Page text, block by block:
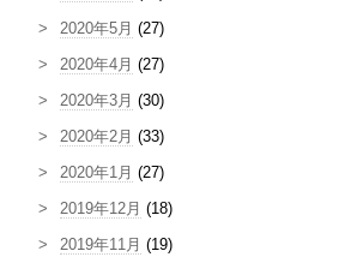
2020年5月 (27)
2020年4月 (27)
2020年3月 (30)
2020年2月 (33)
2020年1月 (27)
2019年12月 (18)
2019年11月 (19)